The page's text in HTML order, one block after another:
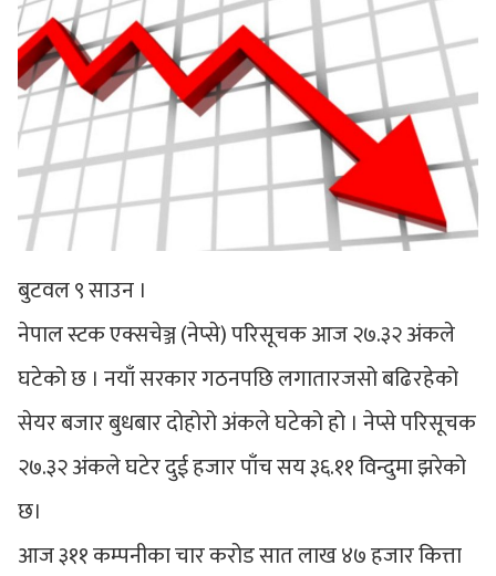
बुटवल ९ साउन ।
नेपाल स्टक एक्सचेञ्ज (नेप्से) परिसूचक आज २७.३२ अंकले
घटेको छ । नयाँ सरकार गठनपछि लगातारजसो बढिरहेको
सेयर बजार बुधबार दोहोरो अंकले घटेको हो । नेप्से परिसूचक
२७.३२ अंकले घटेर दुई हजार पाँच सय ३६.११ विन्दुमा झरेको
छ।
आज ३११ कम्पनीका चार करोड सात लाख ४७ हजार कित्ता